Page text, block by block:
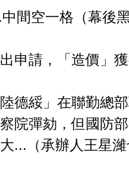
中間空一格（幕後
申請，「造價」
德綏」在聯勤總
院彈劾，但國防
...（承辦人王星